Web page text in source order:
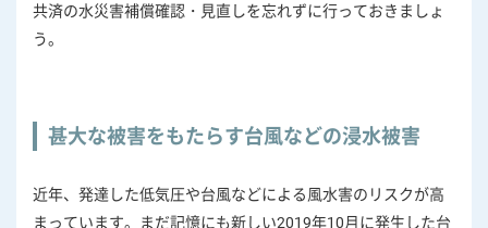
共済の水災害補償確認・見直しを忘れずに行っておきましょ
う。
甚大な被害をもたらす台風などの浸水被害
近年、発達した低気圧や台風などによる風水害のリスクが高
まっています。まだ記憶にも新しい2019年10月に発生した台